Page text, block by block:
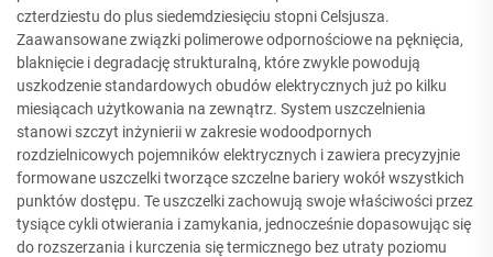
czterdziestu do plus siedemdziesięciu stopni Celsjusza.
Zaawansowane związki polimerowe odpornościowe na pęknięcia,
blaknięcie i degradację strukturalną, które zwykle powodują
uszkodzenie standardowych obudów elektrycznych już po kilku
miesiącach użytkowania na zewnątrz. System uszczelnienia
stanowi szczyt inżynierii w zakresie wodoodpornych
rozdzielnicowych pojemników elektrycznych i zawiera precyzyjnie
formowane uszczelki tworzące szczelne bariery wokół wszystkich
punktów dostępu. Te uszczelki zachowują swoje właściwości przez
tysiące cykli otwierania i zamykania, jednocześnie dopasowując się
do rozszerzania i kurczenia się termicznego bez utraty poziomu